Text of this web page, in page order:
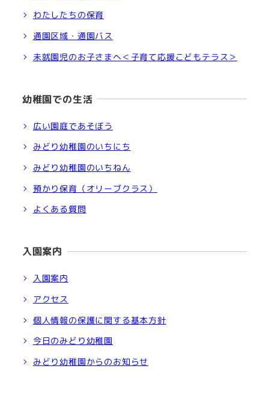
わたしたちの保育
通園区域・通園バス
未就園児のお子さまへ＜子育て応援こどもテラス＞
幼稚園での生活
広い園庭であそぼう
みどり幼稚園のいちにち
みどり幼稚園のいちねん
預かり保育（オリーブクラス）
よくある質問
入園案内
入園案内
アクセス
個人情報の保護に関する基本方針
今日のみどり幼稚園
みどり幼稚園からのお知らせ